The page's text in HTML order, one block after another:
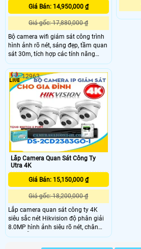
Giá Bán: 14,950,000 ₫
Giá gốc: 17,880,000 ₫
Bộ camera wifi giám sát công trình
hình ảnh rõ nét, sáng đẹp, tầm quan
sát 30m, tích hợp các tính năng
thông minh như vượt hàng rào ảo,
đột nhập khu vực cấm và nhận diện
khuôn mặt đáp ứng mọi nhu cầu
giám sát công trình
Lắp Camera Quan Sát Công Ty
Utra 4K
Giá Bán: 15,150,000 ₫
Giá gốc: 18,200,000 ₫
Lắp camera quan sát công ty 4K
siêu sắc nét Hikvision độ phân giải
8.0MP hình ảnh siêu rõ nét, chân
thực, hỗ trợ hồng ngoại tầm nhìn
12963